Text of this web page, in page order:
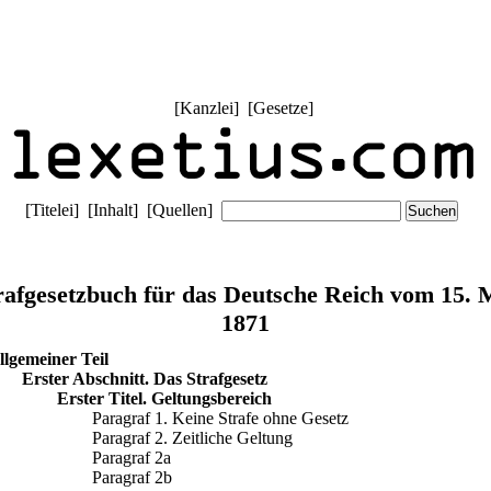
[Kanzlei] [Gesetze]
[Titelei] [Inhalt] [Quellen]
für das Deutsche Reich vom 15.
1871
Teil
Erster Abschnitt. Das Strafgesetz
Erster Titel. Geltungsbereich
Paragraf 1. Keine Strafe ohne Gesetz
Paragraf 2. Zeitliche Geltung
Paragraf 2a
Paragraf 2b